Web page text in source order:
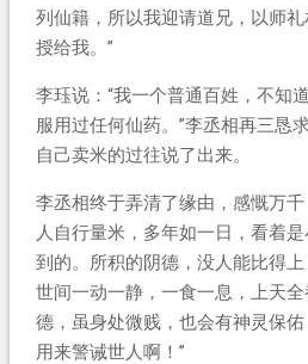
列仙籍，所以我迎请道兄，以师
授给我。”
李珏说：“我一个普通百姓，不知
服用过任何仙药。”李丞相再三恳
自己卖米的过往说了出来。
李丞相终于弄清了缘由，感慨万
人自行量米，多年如一日，看着
到的。所积的阴德，没人能比得
世间一动一静，一食一息，上天
德，虽身处微贱，也会有神灵保
用来警诫世人啊！”